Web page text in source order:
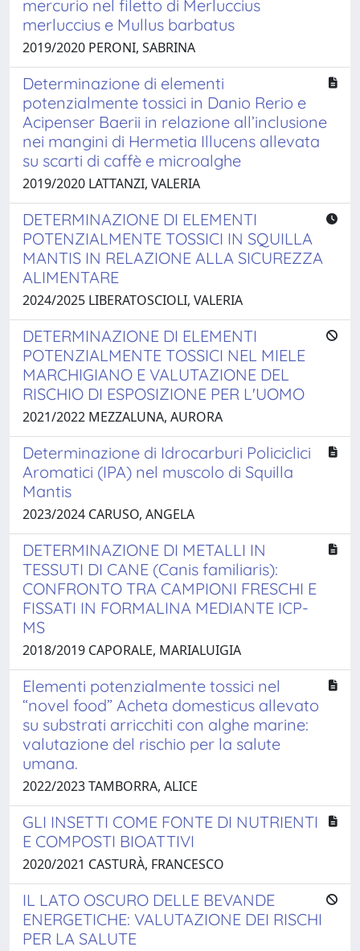
mercurio nel filetto di Merluccius
merluccius e Mullus barbatus
2019/2020 PERONI, SABRINA
Determinazione di elementi
potenzialmente tossici in Danio Rerio e
Acipenser Baerii in relazione all’inclusione
nei mangini di Hermetia Illucens allevata
su scarti di caffè e microalghe
2019/2020 LATTANZI, VALERIA
DETERMINAZIONE DI ELEMENTI
POTENZIALMENTE TOSSICI IN SQUILLA
MANTIS IN RELAZIONE ALLA SICUREZZA
ALIMENTARE
2024/2025 LIBERATOSCIOLI, VALERIA
DETERMINAZIONE DI ELEMENTI
POTENZIALMENTE TOSSICI NEL MIELE
MARCHIGIANO E VALUTAZIONE DEL
RISCHIO DI ESPOSIZIONE PER L'UOMO
2021/2022 MEZZALUNA, AURORA
Determinazione di Idrocarburi Policiclici
Aromatici (IPA) nel muscolo di Squilla
Mantis
2023/2024 CARUSO, ANGELA
DETERMINAZIONE DI METALLI IN
TESSUTI DI CANE (Canis familiaris):
CONFRONTO TRA CAMPIONI FRESCHI E
FISSATI IN FORMALINA MEDIANTE ICP-
MS
2018/2019 CAPORALE, MARIALUIGIA
Elementi potenzialmente tossici nel
“novel food” Acheta domesticus allevato
su substrati arricchiti con alghe marine:
valutazione del rischio per la salute
umana.
2022/2023 TAMBORRA, ALICE
GLI INSETTI COME FONTE DI NUTRIENTI
E COMPOSTI BIOATTIVI
2020/2021 CASTURÀ, FRANCESCO
IL LATO OSCURO DELLE BEVANDE
ENERGETICHE: VALUTAZIONE DEI RISCHI
PER LA SALUTE